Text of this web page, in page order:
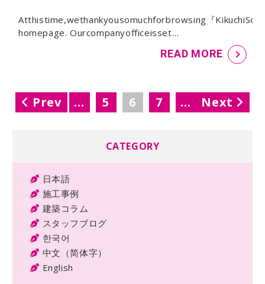
Atthistime,wethankyousomuchforbrowsing『
homepage. Ourcompanyofficeisset…
READ MORE
Prev
1 … 5 6 7 … 51
Next
CATEGORY
日本語
施工事例
建築コラム
スタッフブログ
한국어
中文（简体字）
English